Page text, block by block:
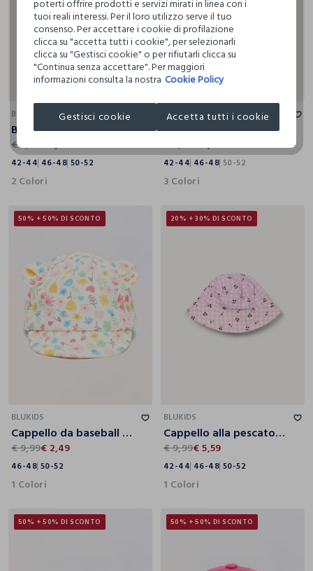
BLUKIDS
Berretto in sangallo di puro cotone neonata
€ 9,99€ 2,49
42-44 46-48 50-52
2 Colori
BLUKIDS
Cappello alla pescatora in puro cotone
€ 9,99€ 5,59
42-44 46-48 50-52
3 Colori
50% + 50% DI SCONTO
BLUKIDS
Cappello da baseball in twill di puro cotone neonata
€ 9,99€ 2,49
46-48 50-52
1 Colori
20% + 30% DI SCONTO
BLUKIDS
Cappello alla pescatora in puro cotone
€ 9,99€ 5,59
42-44 46-48 50-52
1 Colori
50% + 50% DI SCONTO 50% + 50% DI SCONTO
poterti offrire prodotti e servizi mirati in linea con i
tuoi reali interessi. Per il loro utilizzo serve il tuo
consenso. Per accettare i cookie di profilazione
clicca su "accetta tutti i cookie", per selezionarli
clicca su "Gestisci cookie" o per rifiutarli clicca su
"Continua senza accettare". Per maggiori
informazioni consulta la nostra Cookie Policy
Gestisci cookie Accetta tutti i cookie